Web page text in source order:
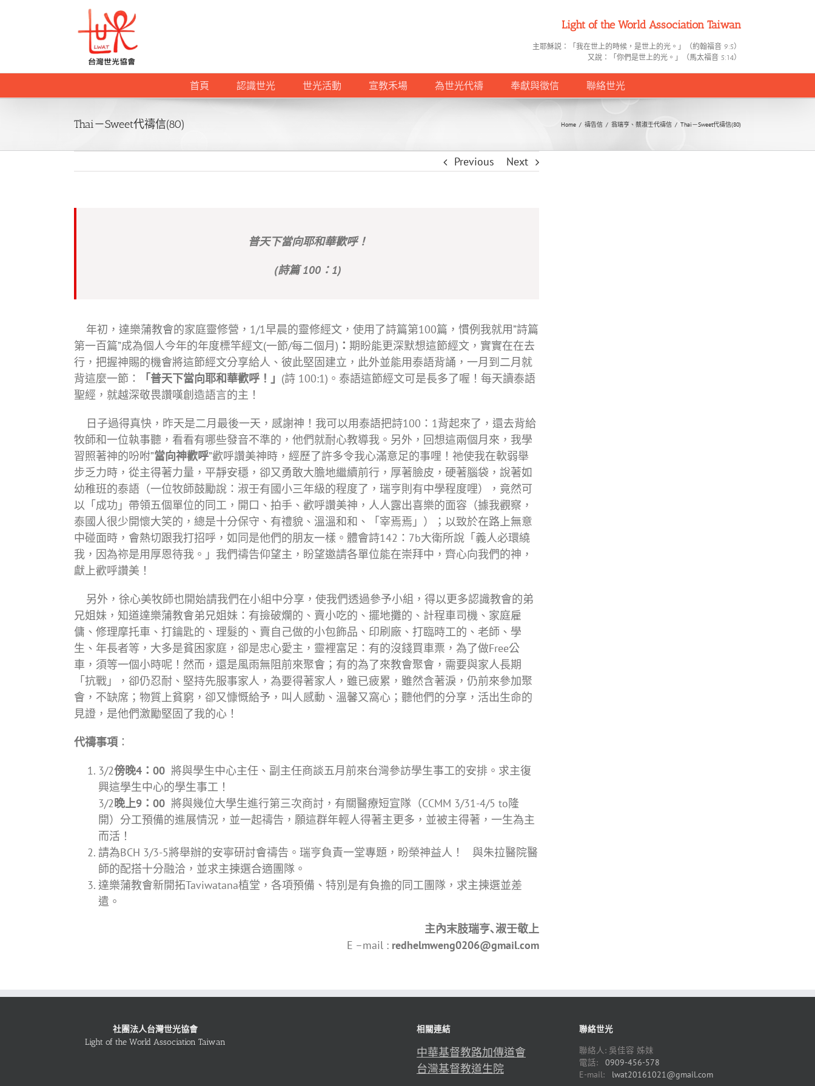
Light of the World Association Taiwan
主耶穌説：「我在世上的時候，是世上的光。」（約翰福音 9:5）
又說：「你們是世上的光。」（馬太福音 5:14）
首頁 認識世光 世光活動 宣教禾場 為世光代禱 奉獻與徵信 聯絡世光
Thai－Sweet代禱信(80) Home / 禱告信 / 翁瑞亨、蔡淑壬代禱信 / Thai－Sweet代禱信(80)
Previous Next
普天下當向耶和華歡呼！
(詩篇 100：1)
年初，達樂蒲教會的家庭靈修營，1/1早晨的靈修經文，使用了詩篇第100篇，慣例我就用”詩篇
第一百篇”成為個人今年的年度標竿經文(一節/每二個月) ： 期盼能更深默想這節經文，實實在在去
行，把握神賜的機會將這節經文分享給人、彼此堅固建立，此外並能用泰語背誦，一月到二月就
背這麼一節：
「普天下當向耶和華歡呼！」 (詩 100:1)。泰語這節經文可是長多了喔！每天讀泰語
聖經，就越深敬畏讚嘆創造語言的主！
日子過得真快，昨天是二月最後一天，感謝神！我可以用泰語把詩100：1背起來了，還去背給
牧師和一位執事聽，看看有哪些發音不準的，他們就耐心教導我。另外，回想這兩個月來，我學
習照著神的吩咐”當向神歡呼”歡呼讚美神時，經歷了許多令我心滿意足的事哩！祂使我在軟弱舉
步乏力時，從主得著力量，平靜安穩，卻又勇敢大膽地繼續前行，厚著臉皮，硬著腦袋，說著如
幼稚班的泰語（一位牧師鼓勵說：淑壬有國小三年級的程度了，瑞亨則有中學程度哩），竟然可
以「成功」帶領五個單位的同工，開口、拍手、歡呼讚美神，人人露出喜樂的面容（據我觀察，
泰國人很少開懷大笑的，總是十分保守、有禮貌、溫溫和和、「宰焉焉」）；以致於在路上無意
中碰面時，會熱切跟我打招呼，如同是他們的朋友一樣。體會詩142：7b大衛所說「義人必環繞
我，因為祢是用厚恩待我。」我們禱告仰望主，盼望邀請各單位能在崇拜中，齊心向我們的神，
獻上歡呼讚美！
另外，徐心美牧師也開始請我們在小組中分享，使我們透過參予小組，得以更多認識教會的弟
兄姐妹，知道達樂蒲教會弟兄姐妹：有撿破爛的、賣小吃的、擺地攤的、計程車司機、家庭雇
傭、修理摩托車、打鑰匙的、理髮的、賣自己做的小包飾品、印刷廠、打臨時工的、老師、學
生、年長者等，大多是貧困家庭，卻是忠心愛主，靈裡富足：有的沒錢買車票，為了做Free公
車，須等一個小時呢！然而，還是風雨無阻前來聚會；有的為了來教會聚會，需要與家人長期
「抗戰」，卻仍忍耐、堅持先服事家人，為要得著家人，雖已疲累，雖然含著淚，仍前來參加聚
會，不缺席；物質上貧窮，卻又慷慨給予，叫人感動、溫馨又窩心；聽他們的分享，活出生命的
見證，是他們激勵堅固了我的心！
代禱事項 ：
3/2傍晚4：00 將與學生中心主任、副主任商談五月前來台灣參訪學生事工的安排。求主復
興這學生中心的學生事工！
3/2晚上9：00 將與幾位大學生進行第三次商討，有關醫療短宣隊（CCMM 3/31-4/5 to隆
開）分工預備的進展情況，並一起禱告，願這群年輕人得著主更多，並被主得著，一生為主
而活！
請為BCH 3/3-5將舉辦的安寧研討會禱告。瑞亨負責一堂專題，盼榮神益人！ 與朱拉醫院醫
師的配搭十分融洽，並求主揀選合適團隊。
達樂蒲教會新開拓Taviwatana植堂，各項預備、特別是有負擔的同工團隊，求主揀選並差
遣。
主內末肢瑞亨､淑壬敬上
E –mail : redhelmweng0206@gmail.com
社團法人台灣世光協會
Light of the World Association Taiwan
相關連結
中華基督教路加傳道會
台灣基督教道生院
聯絡世光
聯絡人: 吳佳容 姊妹
電話: 0909-456-578
E-mail: lwat20161021@gmail.com